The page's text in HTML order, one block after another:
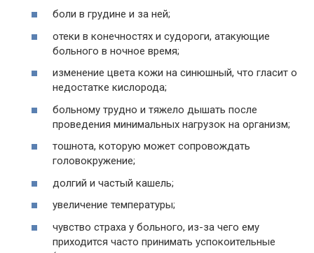
боли в грудине и за ней;
отеки в конечностях и судороги, атакующие
больного в ночное время;
изменение цвета кожи на синюшный, что гласит о
недостатке кислорода;
больному трудно и тяжело дышать после
проведения минимальных нагрузок на организм;
тошнота, которую может сопровождать
головокружение;
долгий и частый кашель;
увеличение температуры;
чувство страха у больного, из-за чего ему
приходится часто принимать успокоительные